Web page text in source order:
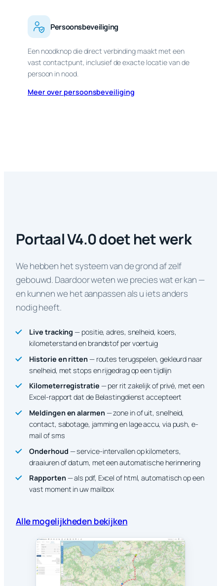
Persoonsbeveiliging
Een noodknop die direct verbinding maakt met een
vast contactpunt, inclusief de exacte locatie van de
persoon in nood.
Meer over persoonsbeveiliging
Portaal V4.0 doet het werk
We hebben het systeem van de grond af zelf
gebouwd. Daardoor weten we precies wat er kan —
en kunnen we het aanpassen als u iets anders
nodig heeft.
Live tracking — positie, adres, snelheid, koers,
kilometerstand en brandstof per voertuig
Historie en ritten— routes terugspelen, gekleurd naar
snelheid, met stops en rijgedrag op een tijdlijn
Kilometerregistratie — per rit zakelijk of privé, met een
Excel-rapport dat de Belastingdienst accepteert
Meldingen en alarmen— zone in of uit, snelheid,
contact, sabotage, jamming en lage accu, via push, e-
mail of sms
Onderhoud — service-intervallen op kilometers,
draaiuren of datum, met een automatische herinnering
Rapporten— als pdf, Excel of html, automatisch op een
vast moment in uw mailbox
Alle mogelijkheden bekijken